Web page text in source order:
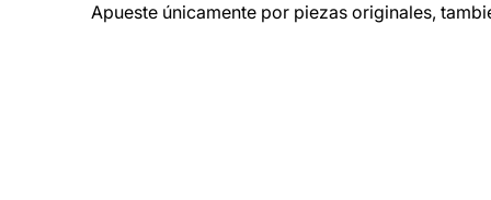
Apueste únicamente por piezas originales,